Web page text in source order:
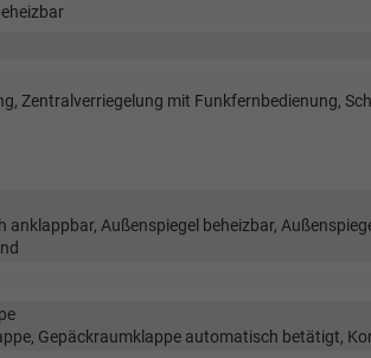
Zentralverriegelung mit Funkfernbedienung,
anklappbar, Außenspiegel beheizbar,
Gepäckraumklappe automatisch betätigt,